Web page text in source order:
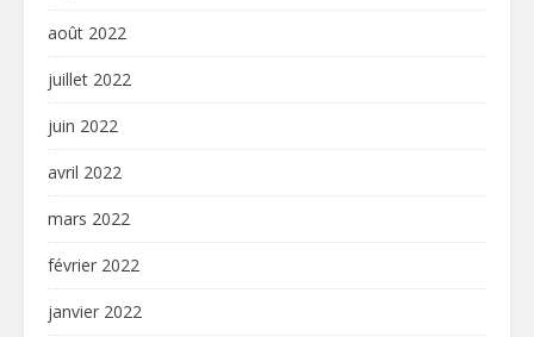
août 2022
juillet 2022
juin 2022
avril 2022
mars 2022
février 2022
janvier 2022